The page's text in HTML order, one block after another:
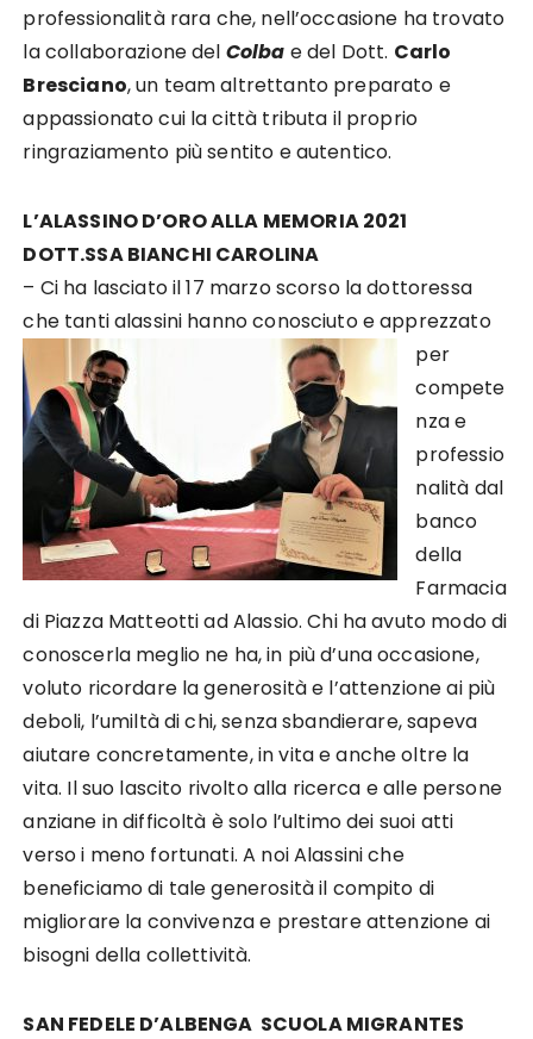
professionalità rara che, nell’occasione ha trovato
la collaborazione del Colba e del Dott. Carlo
Bresciano, un team altrettanto preparato e
appassionato cui la città tributa il proprio
ringraziamento più sentito e autentico.​​
L’ALASSINO D’ORO ALLA MEMORIA 2021
DOTT.SSA BIANCHI CAROLINA
– Ci ha lasciato il 17 marzo scorso la dottoressa
che tanti alassini hannoconosciuto e apprezzato
per
compete
nza e
professio
nalità dal
banco
della
Farmacia
di Piazza Matteotti ad Alassio. Chi ha avuto modo di
conoscerla meglio ne ha, in più d’una occasione,
voluto ricordare la generosità e l’attenzione ai più
deboli, l’umiltà di chi, senza sbandierare, sapeva
aiutare concretamente, in vita e anche oltre la
vita. Il suo lascito rivolto alla ricerca e alle persone
anziane in difficoltà è solo l’ultimo dei suoi atti
verso i meno fortunati. A noi Alassini che
beneficiamo di tale generosità il compito di
migliorare la convivenza e prestare attenzione ai
bisogni della collettività.​​
SAN FEDELE D’ALBENGA SCUOLA MIGRANTES